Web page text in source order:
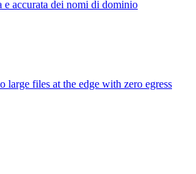
e accurata dei nomi di dominio
large files at the edge with zero egress